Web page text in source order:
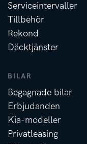
Serviceintervaller
Tillbehör
Rekond
Däcktjänster
BILAR
Begagnade bilar
Erbjudanden
Kia-modeller
Privatleasing